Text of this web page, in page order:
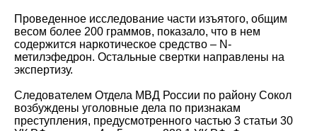
Проведенное исследование части изъятого, общим
весом более 200 граммов, показало, что в нем
содержится наркотическое средство – N-
метилэфедрон. Остальные свертки направлены на
экспертизу.
Следователем Отдела МВД России по району Сокол
возбуждены уголовные дела по признакам
преступления, предусмотренного частью 3 статьи 30